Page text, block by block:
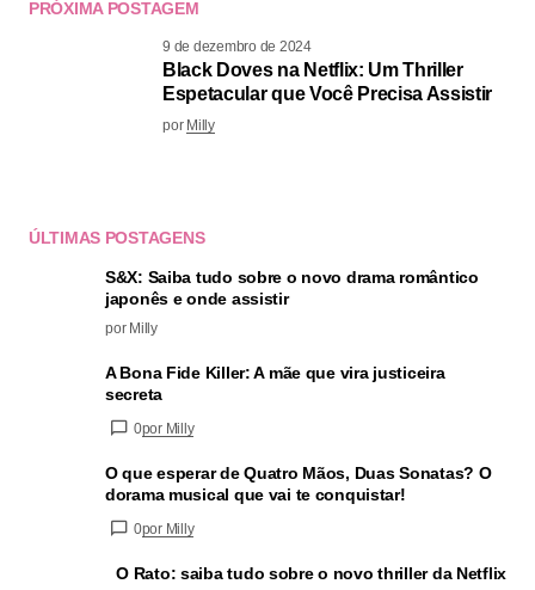
PRÓXIMA POSTAGEM
9 de dezembro de 2024
Black Doves na Netflix: Um Thriller
Espetacular que Você Precisa Assistir
por Milly
ÚLTIMAS POSTAGENS
S&X: Saiba tudo sobre o novo drama romântico
japonês e onde assistir
por Milly
A Bona Fide Killer: A mãe que vira justiceira
secreta
0por Milly
O que esperar de Quatro Mãos, Duas Sonatas? O
dorama musical que vai te conquistar!
0por Milly
O Rato: saiba tudo sobre o novo thriller da Netflix